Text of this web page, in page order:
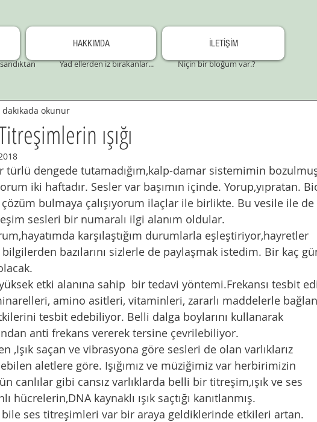
HAKKIMDA
İLETİŞİM
Yad ellerden iz bırakanlar... Niçin bir bloğum var.?
ışığı
dakikada okunur
türlü dengede tutamadığım,kalp-damar sistemimin
iki haftadır. Sesler var başımın içinde. Yorup,yıpratan.
bulmaya çalışıyorum ilaçlar ile birlikte. Bu vesile ile de
sesleri bir numaralı ilgi alanım oldular.
karşılaştığım durumlarla eşleştiriyor,hayretler
bazılarını sizlerle de paylaşmak istedim. Bir kaç
etki alanına sahip  bir tedavi yöntemi.Frekansı tesbit
amino asitleri, vitaminleri, zararlı maddelerle
tesbit edebiliyor. Belli dalga boylarını kullanarak
anti frekans vererek tersine çevrilebiliyor.
,Işık saçan ve vibrasyona göre sesleri de olan varlıklarız
aletlere göre. Işığımız ve müziğimiz var herbirimizin
canlılar gibi cansız varlıklarda belli bir titreşim,ışık ve ses
hücrelerin,DNA kaynaklı ışık saçtığı kanıtlanmış.
ses titreşimleri var bir araya geldiklerinde etkileri artan.